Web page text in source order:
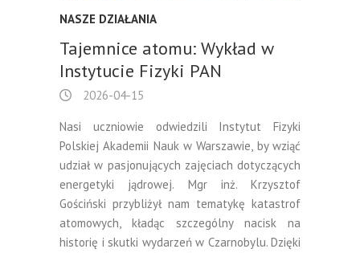
NASZE DZIAŁANIA
Tajemnice atomu: Wykład w
Instytucie Fizyki PAN
2026-04-15
Nasi uczniowie odwiedzili Instytut Fizyki
Polskiej Akademii Nauk w Warszawie, by wziąć
udział w pasjonujących zajęciach dotyczących
energetyki jądrowej. Mgr inż. Krzysztof
Gościński przybliżył nam tematykę katastrof
atomowych, kładąc szczególny nacisk na
historię i skutki wydarzeń w Czarnobylu. Dzięki